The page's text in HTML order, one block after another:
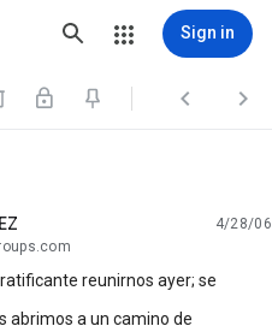
Sign in
  
4/28/06
reunirnos ayer; se
abrimos a un camino de